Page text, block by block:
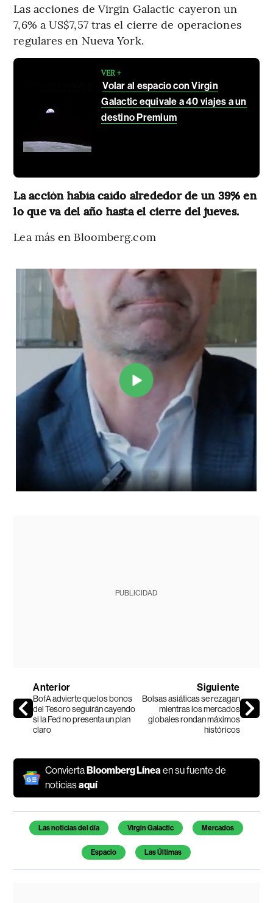
Las acciones de Virgin Galactic cayeron un
7,6% a US$7,57 tras el cierre de operaciones
regulares en Nueva York.
VER +
Volar al espacio con Virgin
Galactic equivale a 40 viajes a un
destino Premium
La acción había caído alrededor de un 39% en
lo que va del año hasta el cierre del jueves.
Lea más en Bloomberg.com
PUBLICIDAD
Anterior
BofA advierte que los bonos
del Tesoro seguirán cayendo
si la Fed no presenta un plan
claro
Siguiente
Bolsas asiáticas se rezagan
mientras los mercados
globales rondan máximos
históricos
ConviertaBloomberg Líneaen su fuente de
noticiasaquí
Temas de este artículo
Las noticias del día Virgin Galactic Mercados
Espacio Las Últimas